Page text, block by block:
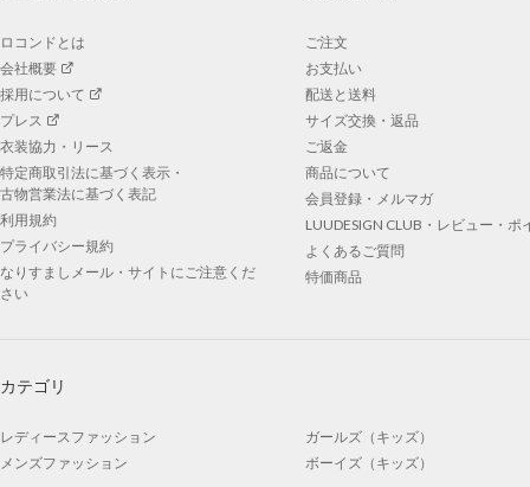
ロコンドとは
会社概要
採用について
プレス
衣装協力・リース
特定商取引法に基づく表示・
古物営業法に基づく表記
利用規約
プライバシー規約
なりすましメール・サイトにご注意くだ
さい
ご注文
お支払い
配送と送料
サイズ交換・返品
ご返金
商品について
会員登録・メルマガ
LUUDESIGN CLUB・レビュー・ポ
よくあるご質問
特価商品
カテゴリ
レディースファッション
メンズファッション
ガールズ（キッズ）
ボーイズ（キッズ）